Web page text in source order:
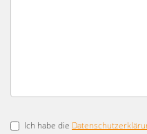
Ich habe die